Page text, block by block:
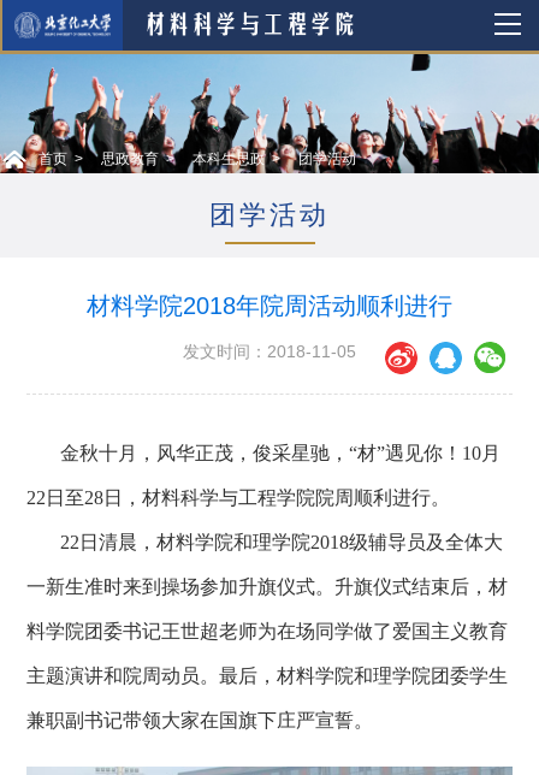
首页 思政教育 本科生思政 团学活动
团学活动
材料学院2018年院周活动顺利进行
发文时间：2018-11-05
金秋十月，风华正茂，俊采星驰，“材”遇见你！10月
22日至28日，材料科学与工程学院院周顺利进行。
22 日清晨，材料学院和理学院2018级辅导员及全体大
一新生准时来到操场参加升旗仪式。升旗仪式结束后，材
料学院团委书记王世超老师为在场同学做了爱国主义教育
主题演讲和院周动员。最后，材料学院和理学院团委学生
兼职副书记带领大家在国旗下庄严宣誓。